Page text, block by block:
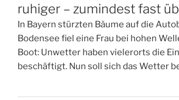
ruhiger – zumindest fast
In Bayern stürzten Bäume auf die
Bodensee fiel eine Frau bei hohen
Boot: Unwetter haben vielerorts die
beschäftigt. Nun soll sich das Wetter